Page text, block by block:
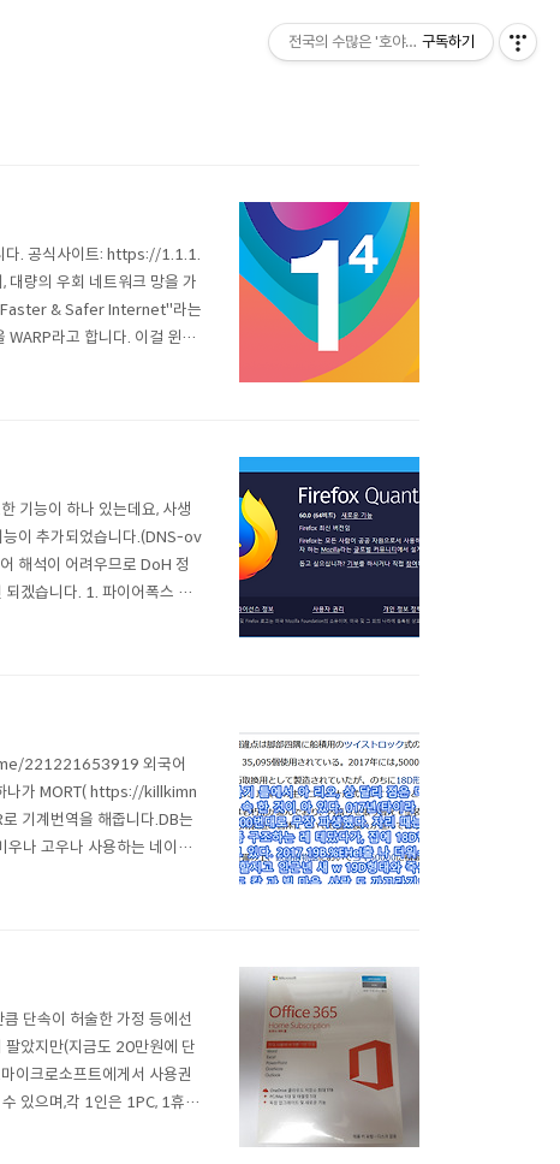
다. 공식사이트: https://1.1.1.
대량의 우회 네트워크 망을 가
Faster & Safer Internet"라는
WARP라고 합니다. 이걸 윈도
하게 사용할 수 있습니다. (20
기능이 하나 있는데요, 사생
능이 추가되었습니다.(DNS-ov
해석이 어려우므로 DoH 정
겠습니다. 1. 파이어폭스 최
니다. 3. 설정 최하단의 네트
221221653919 외국어
나가 MORT( https://killkimn
기계번역을 해줍니다.DB는
우나 고우나 사용하는 네이버
killkimno.blog.me/220
단속이 허술한 가정 등에선
팔았지만(지금도 20만원에 단
이크로소프트에게서 사용권
있으며,각 1인은 1PC, 1휴대
도우 태블릿이 포함됩니다) H
전국의 수많은 '호야'중 한명이 꾸리는 블로그
구독하기